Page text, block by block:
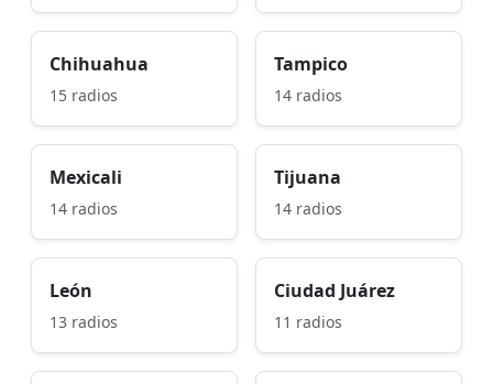
Chihuahua
15 radios
Tampico
14 radios
Mexicali
14 radios
Tijuana
14 radios
León
13 radios
Ciudad Juárez
11 radios